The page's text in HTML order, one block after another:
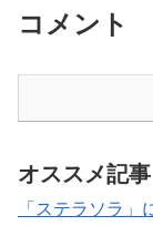
コメント
オススメ記事
「ステラソラ